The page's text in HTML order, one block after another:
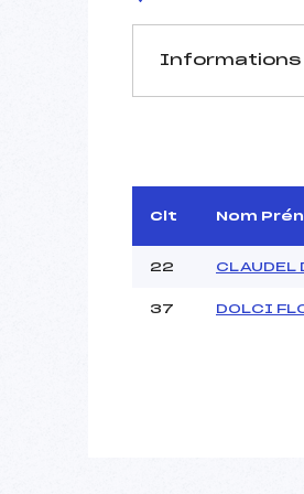
Informations
D.T Adjoint :
Dir. Epreuve :
Clt Nom
22 CLAUDEL
37 DOLCI